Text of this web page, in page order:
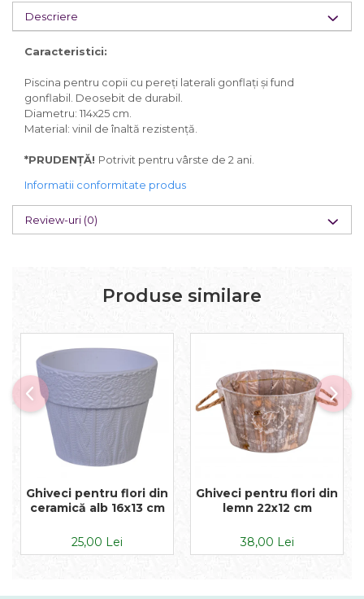
Descriere
Caracteristici:
Piscina pentru copii cu pereți laterali gonflați și fund
gonflabil. Deosebit de durabil.
Diametru: 114x25 cm.
Material: vinil de înaltă rezistență.
*PRUDENȚĂ! Potrivit pentru vârste de 2 ani.
Informatii conformitate produs
Review-uri (0)
Produse similare
Ghiveci pentru flori din
ceramică alb 16x13 cm
25,00 Lei
Ghiveci pentru flori din
lemn 22x12 cm
38,00 Lei